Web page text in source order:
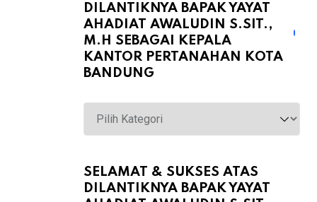
DILANTIKNYA BAPAK YAYAT
AHADIAT AWALUDIN S.SIT.,
M.H SEBAGAI KEPALA
KANTOR PERTANAHAN KOTA
BANDUNG
Selamat
&
atas
Dilantiknya
SELAMAT & SUKSES ATAS
DILANTIKNYA BAPAK YAYAT